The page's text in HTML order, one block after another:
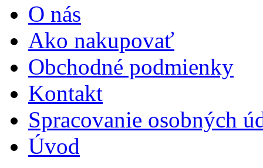
O nás
Ako nakupovať
Obchodné podmienky
Kontakt
Spracovanie osobných
Úvod